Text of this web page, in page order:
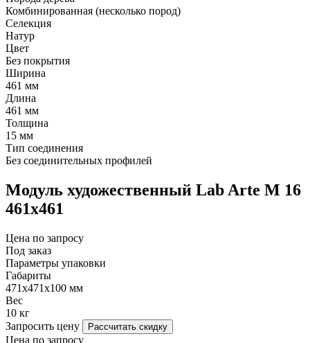
Комбинированная (несколько пород)
Селекция
Натур
Цвет
Без покрытия
Ширина
461 мм
Длина
461 мм
Толщина
15 мм
Тип соединения
Без соединительных профилей
Модуль художественный Lab Arte М 16
461х461
Цена по запросу
Под заказ
Параметры упаковки
Габариты
471х471х100 мм
Вес
10 кг
Запросить цену
Рассчитать скидку
Цена по запросу